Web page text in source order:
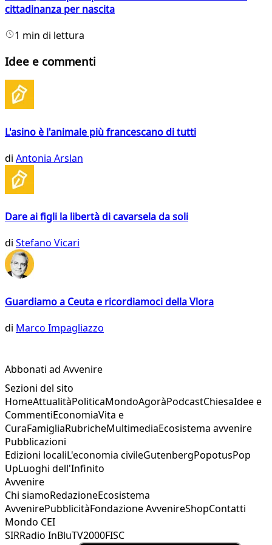
cittadinanza per nascita
1 min di lettura
Idee e commenti
L'asino è l'animale più francescano di tutti
di Antonia Arslan
Dare ai figli la libertà di cavarsela da soli
di Stefano Vicari
Guardiamo a Ceuta e ricordiamoci della Vlora
di Marco Impagliazzo
Abbonati ad Avvenire
Sezioni del sito
HomeAttualitàPoliticaMondoAgoràPodcastChiesaIdee e
CommentiEconomiaVita e
CuraFamigliaRubricheMultimediaEcosistema avvenire
Pubblicazioni
Edizioni localiL'economia civileGutenbergPopotusPop
UpLuoghi dell'Infinito
Avvenire
Chi siamoRedazioneEcosistema
AvvenirePubblicitàFondazione AvvenireShopContatti
Mondo CEI
SIRRadio InBluTV2000FISC